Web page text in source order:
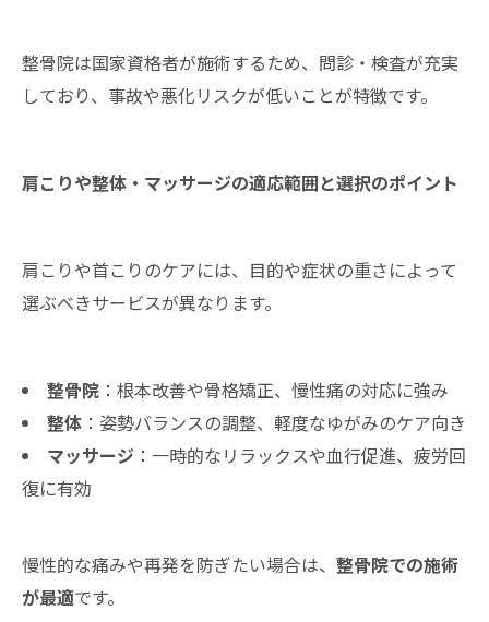
整骨院は国家資格者が施術するため、問診・検査が充実
しており、事故や悪化リスクが低いことが特徴です。
肩こりや整体・マッサージの適応範囲と選択のポイント
肩こりや首こりのケアには、目的や症状の重さによって
選ぶべきサービスが異なります。
整骨院：根本改善や骨格矯正、慢性痛の対応に強み
整体：姿勢バランスの調整、軽度なゆがみのケア向き
マッサージ ：一時的なリラックスや血行促進、疲労回
復に有効
慢性的な痛みや再発を防ぎたい場合は、 整骨院での施術
が最適です。